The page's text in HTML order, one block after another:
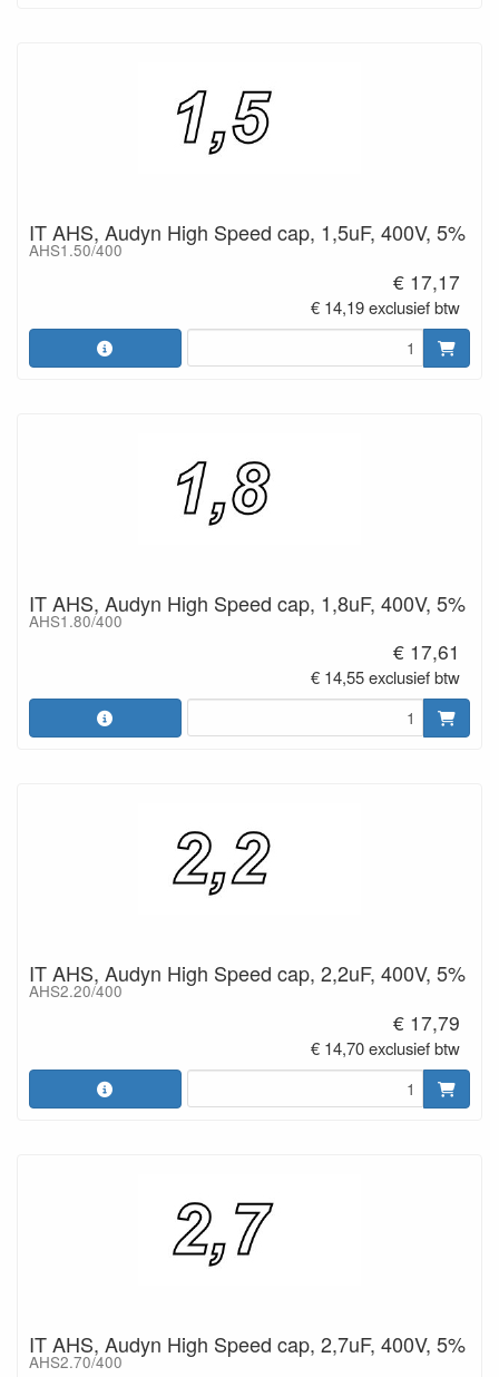
IT AHS, Audyn High Speed cap, 1,5uF, 400V, 5%
AHS1.50/400
€ 17,17
€ 14,19 exclusief btw
IT AHS, Audyn High Speed cap, 1,8uF, 400V, 5%
AHS1.80/400
€ 17,61
€ 14,55 exclusief btw
IT AHS, Audyn High Speed cap, 2,2uF, 400V, 5%
AHS2.20/400
€ 17,79
€ 14,70 exclusief btw
IT AHS, Audyn High Speed cap, 2,7uF, 400V, 5%
AHS2.70/400